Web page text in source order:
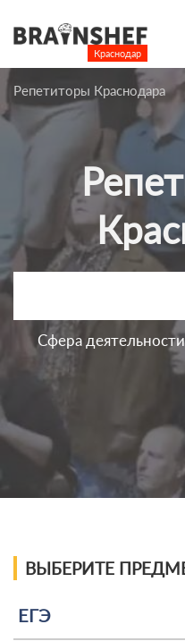
Краснодар
Посмотреть по России
account_balance Выбор компании
Курсы Краснодара
Профессии
Люди
Репетиторы Краснодара
Репетиторы в
Сфера деятельности
ВЫБЕРИТЕ
ЕГЭ